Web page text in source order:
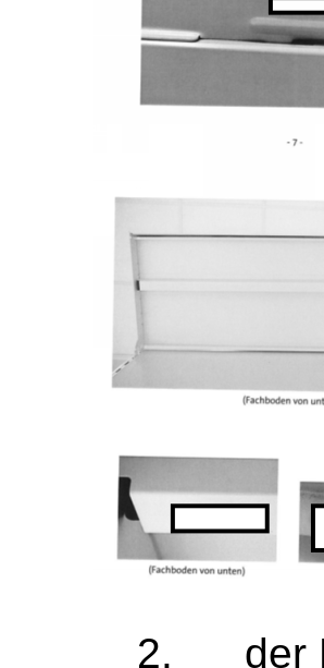
2. der